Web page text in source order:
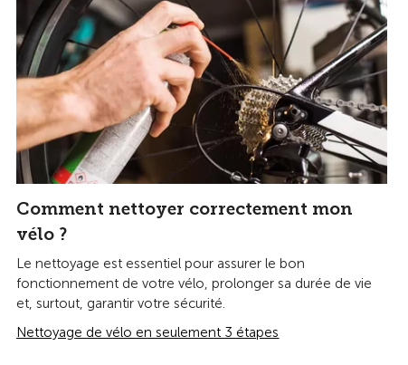
Comment nettoyer correctement mon
vélo ?
Le nettoyage est essentiel pour assurer le bon
fonctionnement de votre vélo, prolonger sa durée de vie
et, surtout, garantir votre sécurité.
Nettoyage de vélo en seulement 3 étapes